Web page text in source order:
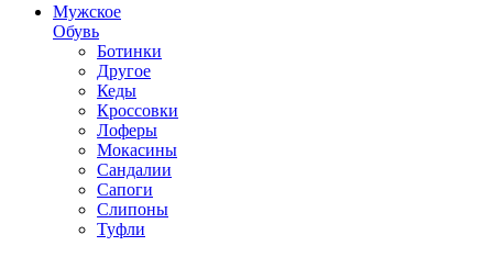
Мужское
Обувь
Ботинки
Другое
Кеды
Кроссовки
Лоферы
Мокасины
Сандалии
Сапоги
Слипоны
Туфли